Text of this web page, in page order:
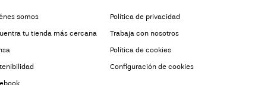
somos
tu tienda más cercana
Política de privacidad
Trabaja con nosotros
Política de cookies
Configuración de cookies